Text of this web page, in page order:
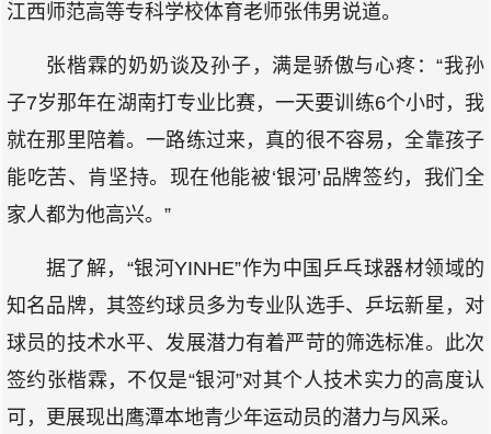
江西师范高等专科学校体育老师张伟男说道。
张楷霖的奶奶谈及孙子，满是骄傲与心疼：“我孙
子7岁那年在湖南打专业比赛，一天要训练6个小时，我
就在那里陪着。一路练过来，真的很不容易，全靠孩子
能吃苦、肯坚持。现在他能被‘银河’品牌签约，我们全
家人都为他高兴。”
据了解，“银河YINHE”作为中国乒乓球器材领域的
知名品牌，其签约球员多为专业队选手、乒坛新星，对
球员的技术水平、发展潜力有着严苛的筛选标准。此次
签约张楷霖，不仅是“银河”对其个人技术实力的高度认
可，更展现出鹰潭本地青少年运动员的潜力与风采。